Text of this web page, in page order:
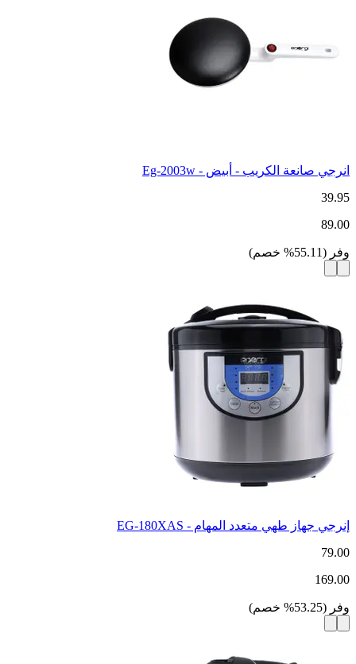
انرجي صانعة الكريب - أبيض - Eg-2003w
39.95
89.00
وفر (
55.11
% خصم)
إنرجي جهاز طهي متعدد المهام - EG-180XAS
79.00
169.00
وفر (
53.25
% خصم)